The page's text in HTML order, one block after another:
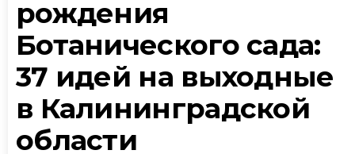
рождения
Ботанического сада:
37 идей на выходные
в Калининградской
области